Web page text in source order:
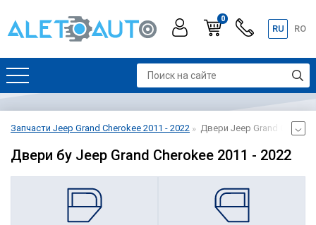
0
RU RO
Запчасти Jeep Grand Cherokee 2011 - 2022 Двери Jeep Grand
Двери бу Jeep Grand Cherokee 2011 - 2022